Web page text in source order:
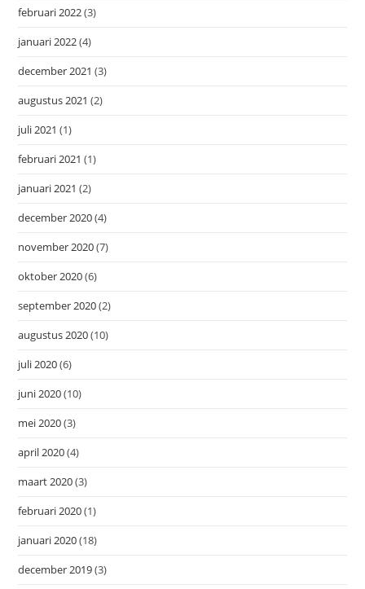
februari 2022(3)
januari 2022(4)
december 2021 (3)
augustus 2021 (2)
juli 2021 (1)
februari 2021 (1)
januari 2021 (2)
december 2020(4)
november 2020(7)
oktober 2020(6)
september 2020(2)
augustus 2020(10)
juli 2020(6)
juni 2020(10)
mei 2020(3)
april 2020(4)
maart 2020(3)
februari 2020(1)
januari 2020(18)
december 2019(3)